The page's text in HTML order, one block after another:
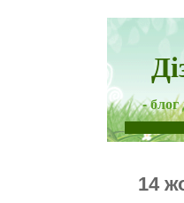
- блог
14